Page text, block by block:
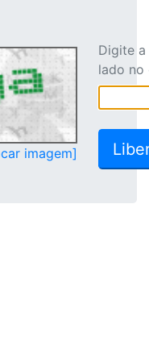
imagem]
Digite
lado no